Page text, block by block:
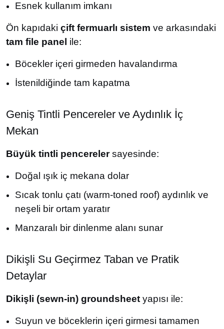
Esnek kullanım imkanı
Ön kapıdaki çift fermuarlı sistem ve arkasındaki
tam file panel ile:
Böcekler içeri girmeden havalandırma
İstenildiğinde tam kapatma
Geniş Tintli Pencereler ve Aydınlık İç
Mekan
Büyük tintli pencerelersayesinde:
Doğal ışık iç mekana dolar
Sıcak tonlu çatı (warm-toned roof) aydınlık ve
neşeli bir ortam yaratır
Manzaralı bir dinlenme alanı sunar
Dikişli Su Geçirmez Taban ve Pratik
Detaylar
Dikişli (sewn-in) groundsheet yapısı ile:
Suyun ve böceklerin içeri girmesi tamamen